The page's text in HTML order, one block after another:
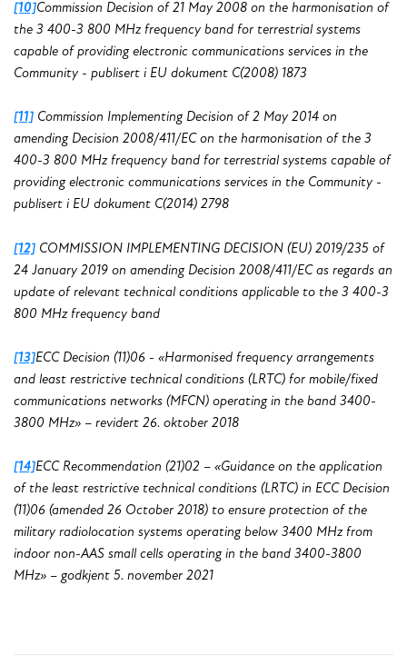
[10]Commission Decision of 21 May 2008 on the harmonisation of
the 3 400-3 800 MHz frequency band for terrestrial systems
capable of providing electronic communications services in the
Community - publisert i EU dokument C(2008) 1873
[11] Commission Implementing Decision of 2 May 2014 on
amending Decision 2008/411/EC on the harmonisation of the 3
400-3 800 MHz frequency band for terrestrial systems capable of
providing electronic communications services in the Community -
publisert i EU dokument C(2014) 2798
[12] COMMISSION IMPLEMENTING DECISION (EU) 2019/235 of
24 January 2019 on amending Decision 2008/411/EC as regards an
update of relevant technical conditions applicable to the 3 400-3
800 MHz frequency band
[13]ECC Decision (11)06 - «Harmonised frequency arrangements
and least restrictive technical conditions (LRTC) for mobile/fixed
communications networks (MFCN) operating in the band 3400-
3800 MHz» – revidert 26. oktober 2018
[14]ECC Recommendation (21)02 – «Guidance on the application
of the least restrictive technical conditions (LRTC) in ECC Decision
(11)06 (amended 26 October 2018) to ensure protection of the
military radiolocation systems operating below 3400 MHz from
indoor non-AAS small cells operating in the band 3400-3800
MHz» – godkjent 5. november 2021